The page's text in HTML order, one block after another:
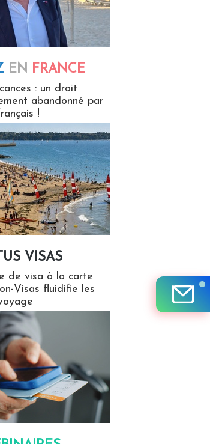
EN FRANCE
: un droit
abandonné par
!
VISAS
de visa à la carte
Visas fluidifie les